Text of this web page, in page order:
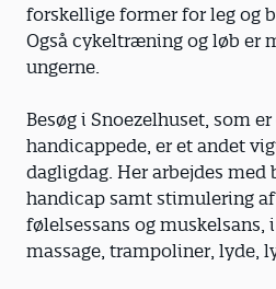
forskellige former for leg og
Også cykeltræning og løb er
ungerne.
Besøg i Snoezelhuset, som
handicappede, er et andet
dagligdag. Her arbejdes
handicap samt stimulering
følelsessans og muskelsans,
massage, trampoliner, lyde,